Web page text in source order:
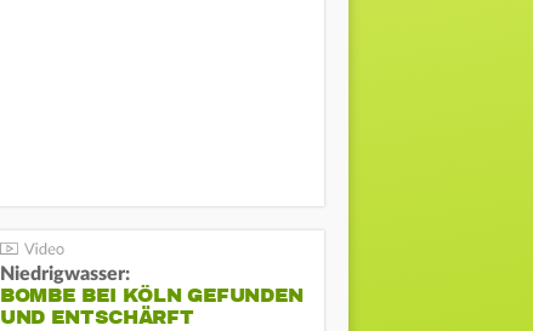
Niedrigwasser:
BOMBE BEI KÖLN GEFUNDEN
UND ENTSCHÄRFT